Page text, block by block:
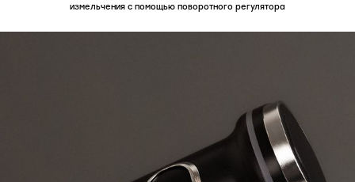
измельчения с помощью поворотного регулятора